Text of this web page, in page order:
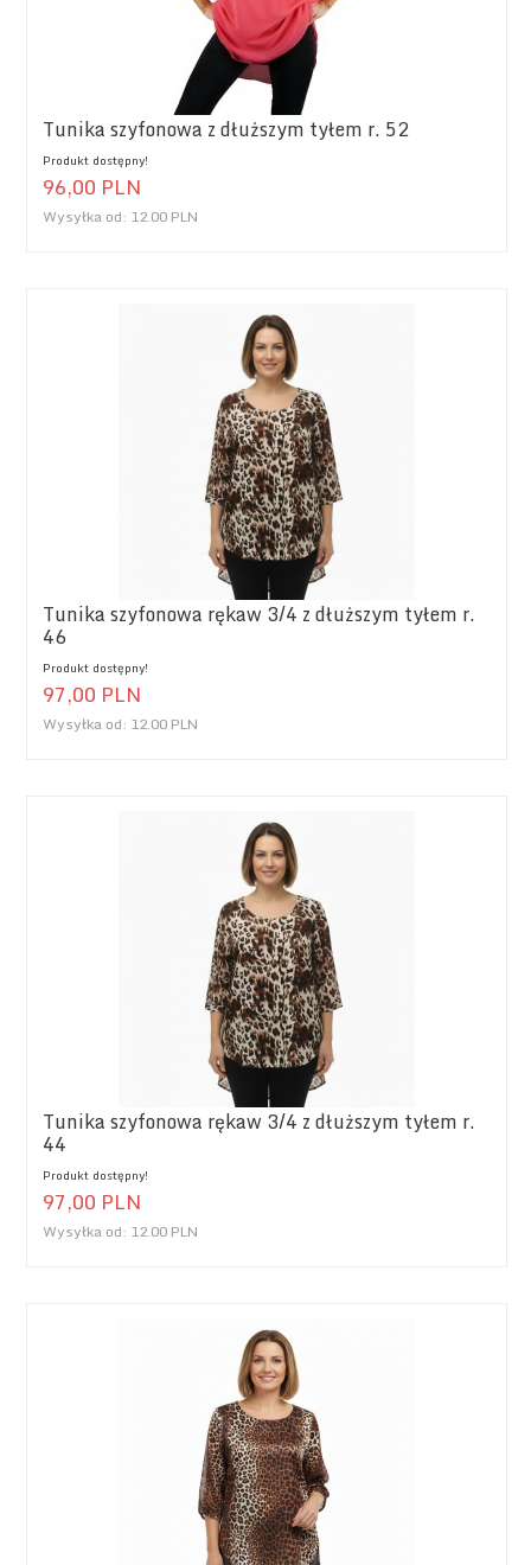
Tunika szyfonowa z dłuższym tyłem r. 52
Produkt dostępny!
96,00 PLN
Wysyłka od: 12.00 PLN
Tunika szyfonowa rękaw 3/4 z dłuższym tyłem r.
46
Produkt dostępny!
97,00 PLN
Wysyłka od: 12.00 PLN
Tunika szyfonowa rękaw 3/4 z dłuższym tyłem r.
44
Produkt dostępny!
97,00 PLN
Wysyłka od: 12.00 PLN